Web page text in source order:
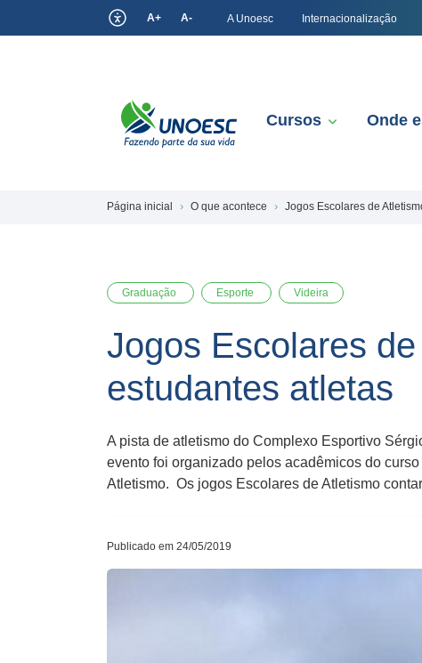
A+ A- A Unoesc Internacionalização
Cursos Onde
Página inicial O que acontece Jogos Escolares de
Graduação Esporte Videira
Jogos Escolares
estudantes atletas
A pista de atletismo do Complexo Esportivo
evento foi organizado pelos acadêmicos do
Atletismo. Os jogos Escolares de Atletismo
Publicado em 24/05/2019